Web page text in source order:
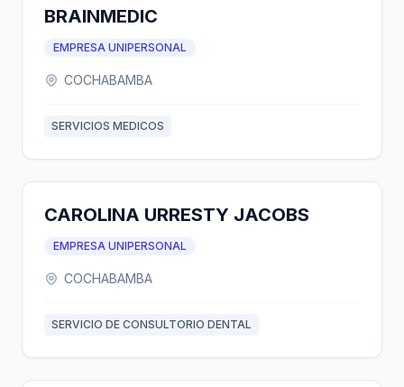
BRAINMEDIC
EMPRESA UNIPERSONAL
COCHABAMBA
SERVICIOS MEDICOS
CAROLINA URRESTY JACOBS
EMPRESA UNIPERSONAL
COCHABAMBA
SERVICIO DE CONSULTORIO DENTAL